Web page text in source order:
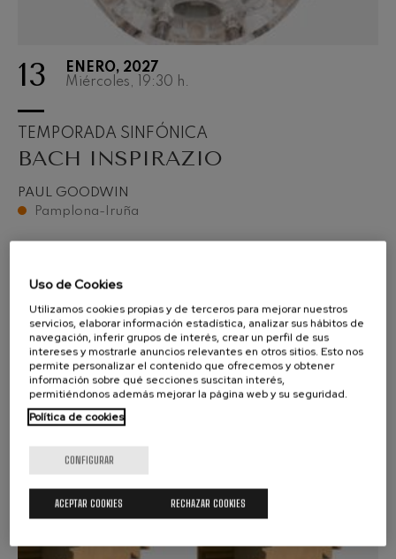
13
ENERO, 2027
Miércoles, 19:30 h.
TEMPORADA SINFÓNICA
BACH INSPIRAZIO
PAUL GOODWIN
Pamplona-Iruña
COMPRAR ENTRADAS
Uso de Cookies
Utilizamos cookies propias y de terceros para mejorar nuestros
servicios, elaborar información estadística, analizar sus hábitos de
navegación, inferir grupos de interés, crear un perfil de sus
intereses y mostrarle anuncios relevantes en otros sitios. Esto nos
permite personalizar el contenido que ofrecemos y obtener
información sobre qué secciones suscitan interés,
permitiéndonos además mejorar la página web y su seguridad.
Política de cookies
CONFIGURAR
RECHAZAR COOKIES
ACEPTAR COOKIES